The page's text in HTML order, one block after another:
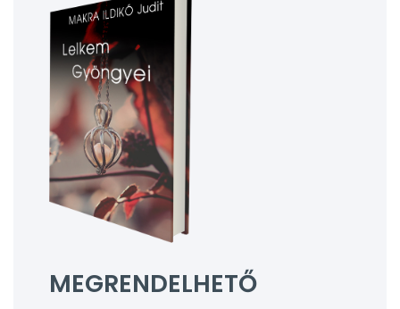
MEGRENDELHETŐ